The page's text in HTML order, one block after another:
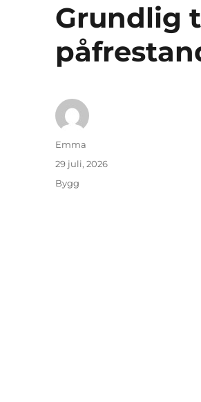
Grundlig
Författare
Emma
Publicerat
29 juli, 2026
Kategorier
Bygg